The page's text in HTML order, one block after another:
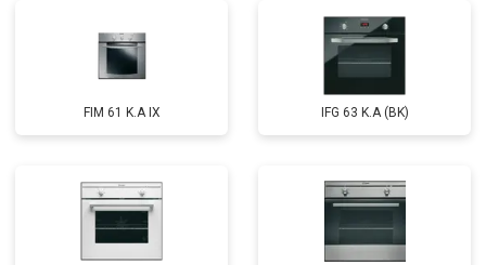
FIM 61 K.A IX IFG 63 K.A (BK)